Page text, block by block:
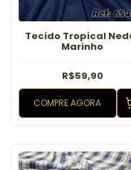
Tecido Tropical
Marinho
R$59,90
COMPRE AGORA